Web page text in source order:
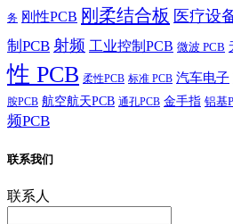
务 刚性PCB 刚柔结合板 医疗设
制PCB 射频 工业控制PCB 微波 PCB
性 PCB 柔性PCB 标准 PCB 汽车电子
胺PCB 航空航天PCB 通孔PCB 金手指 铝基
频PCB
联系我们
联系人